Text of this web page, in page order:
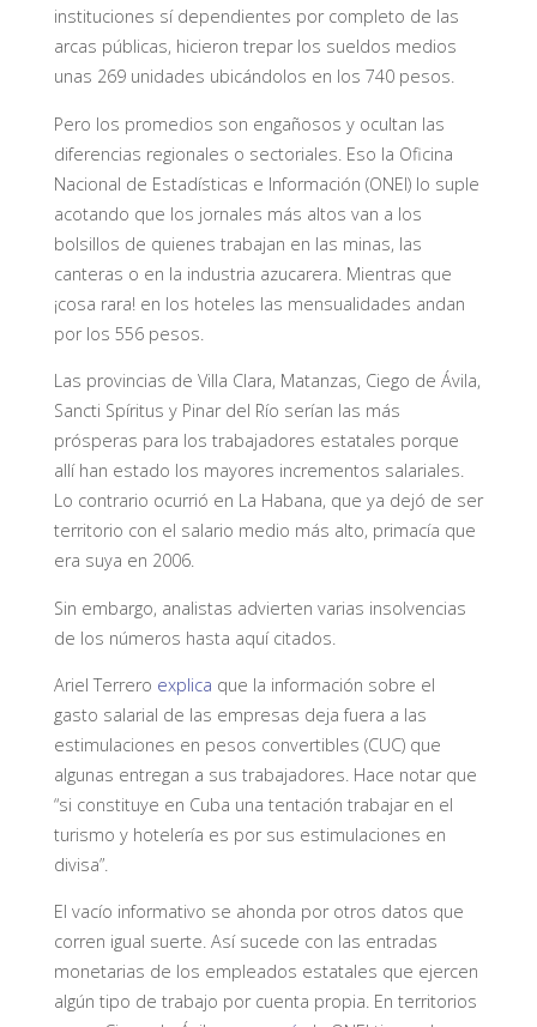
instituciones sí dependientes por completo de las
arcas públicas, hicieron trepar los sueldos medios
unas 269 unidades ubicándolos en los 740 pesos.
Pero los promedios son engañosos y ocultan las
diferencias regionales o sectoriales. Eso la Oficina
Nacional de Estadísticas e Información (ONEI) lo suple
acotando que los jornales más altos van a los
bolsillos de quienes trabajan en las minas, las
canteras o en la industria azucarera. Mientras que
¡cosa rara! en los hoteles las mensualidades andan
por los 556 pesos.
Las provincias de Villa Clara, Matanzas, Ciego de Ávila,
Sancti Spíritus y Pinar del Río serían las más
prósperas para los trabajadores estatales porque
allí han estado los mayores incrementos salariales.
Lo contrario ocurrió en La Habana, que ya dejó de ser
territorio con el salario medio más alto, primacía que
era suya en 2006.
Sin embargo, analistas advierten varias insolvencias
de los números hasta aquí citados.
Ariel Terrero explica que la información sobre el
gasto salarial de las empresas deja fuera a las
estimulaciones en pesos convertibles (CUC) que
algunas entregan a sus trabajadores. Hace notar que
“si constituye en Cuba una tentación trabajar en el
turismo y hotelería es por sus estimulaciones en
divisa”.
El vacío informativo se ahonda por otros datos que
corren igual suerte. Así sucede con las entradas
monetarias de los empleados estatales que ejercen
algún tipo de trabajo por cuenta propia. En territorios